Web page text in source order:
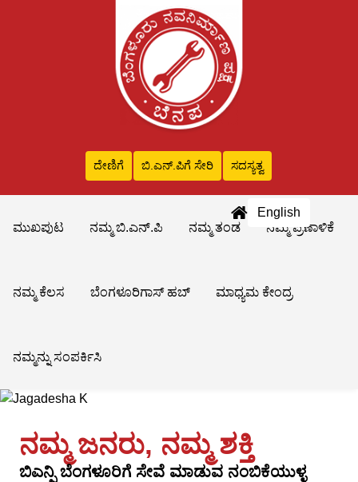
ದೇಣಿಗೆ ಬಿ.ಎನ್‌.ಪಿಗೆ ಸೇರಿ ಸದಸ್ಯತ್ವ
English
ಮುಖಪುಟ
ನಮ್ಮ ಬಿ.ಎನ್.ಪಿ ನಮ್ಮ ತಂಡ ನಮ್ಮ ಪ್ರಣಾಳಿಕೆ
ನಮ್ಮ ಕೆಲಸ ಬೆಂಗಳೂರಿಗಾಸ್ ಹಬ್ ಮಾಧ್ಯಮ ಕೇಂದ್ರ
ನಮ್ಮನ್ನು ಸಂಪರ್ಕಿಸಿ
ನಮ್ಮ ಜನರು, ನಮ್ಮ ಶಕ್ತಿ
ಬಿಎನ್ಪಿ ಬೆಂಗಳೂರಿಗೆ ಸೇವೆ ಮಾಡುವ ನಂಬಿಕೆಯುಳ್ಳ